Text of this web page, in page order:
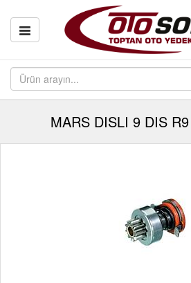
MARS DISLI 9 DIS